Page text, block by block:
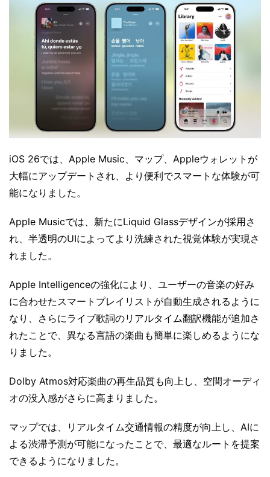
iOS 26では、Apple Music、マップ、Appleウォレットが
大幅にアップデートされ、より便利でスマートな体験が可
能になりました。
Apple Musicでは、新たにLiquid Glassデザインが採用さ
れ、半透明のUIによってより洗練された視覚体験が実現さ
れました。
Apple Intelligenceの強化により、ユーザーの音楽の好み
に合わせたスマートプレイリストが自動生成されるように
なり、さらにライブ歌詞のリアルタイム翻訳機能が追加さ
れたことで、異なる言語の楽曲も簡単に楽しめるようにな
りました。
Dolby Atmos対応楽曲の再生品質も向上し、空間オーディ
オの没入感がさらに高まりました。
マップでは、リアルタイム交通情報の精度が向上し、AIに
よる渋滞予測が可能になったことで、最適なルートを提案
できるようになりました。